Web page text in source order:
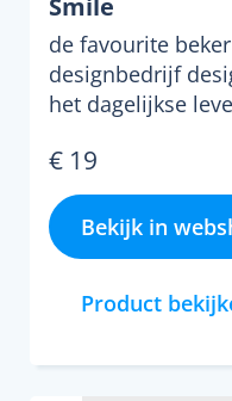
Smile
de favourite
designbedrijf
het dagelijkse
€ 19
Bekijk in
Product